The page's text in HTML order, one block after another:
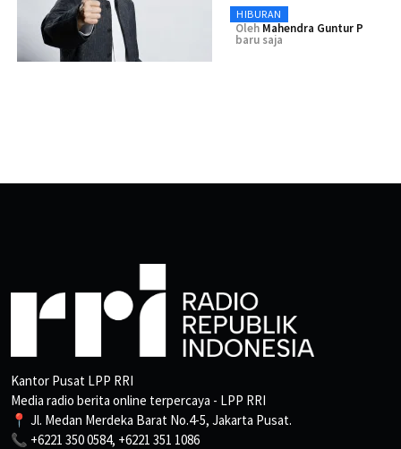
HIBURAN
Oleh Mahendra Guntur P
baru saja
Kantor Pusat LPP RRI
Media radio berita online terpercaya - LPP RRI
📍 Jl. Medan Merdeka Barat No.4-5, Jakarta Pusat.
📞 +6221 350 0584, +6221 351 1086